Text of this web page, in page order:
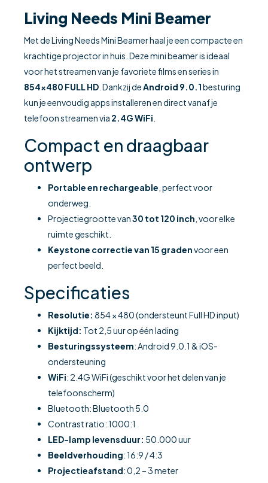
Living Needs Mini Beamer
Met de Living Needs Mini Beamer haal je een compacte en
krachtige projector in huis. Deze mini beamer is ideaal
voor het streamen van je favoriete films en series in
854×480 FULL HD . Dankzij deAndroid 9.0.1besturing
kun je eenvoudig apps installeren en direct vanaf je
telefoon streamen via 2.4G WiFi
Compact en draagbaar
ontwerp
Portable en rechargeable , perfect voor
onderweg.
Projectiegrootte van30 tot 120 inch , voor elke
ruimte geschikt.
Keystone correctie van 15 gradenvoor een
perfect beeld.
Specificaties
Resolutie: 854 × 480 (ondersteunt Full HD input)
Kijktijd: Tot 2,5 uur op één lading
Besturingssysteem: Android 9.0.1 & iOS-
ondersteuning
WiFi: 2.4G WiFi (geschikt voor het delen van je
telefoonscherm)
Bluetooth: Bluetooth 5.0
Contrast ratio: 1000:1
LED-lamp levensduur: 50.000 uur
Beeldverhouding: 16:9 / 4:3
Projectieafstand: 0,2 – 3 meter